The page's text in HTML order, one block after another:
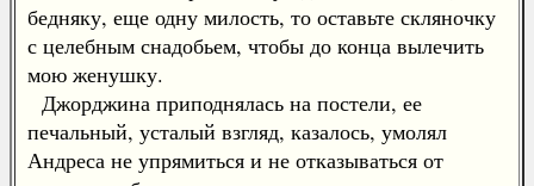
бедняку, еще одну милость, то оставьте скляночку
с целебным снадобьем, чтобы до конца вылечить
мою женушку.
Джорджина приподнялась на постели, ее
печальный, усталый взгляд, казалось, умолял
Андреса не упрямиться и не отказываться от